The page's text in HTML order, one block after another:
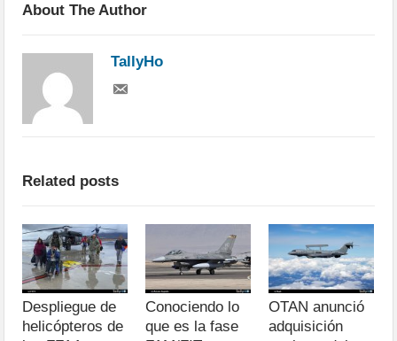
About The Author
TallyHo
Related posts
Despliegue de
helicópteros de
Conociendo lo
que es la fase
OTAN anunció
adquisición